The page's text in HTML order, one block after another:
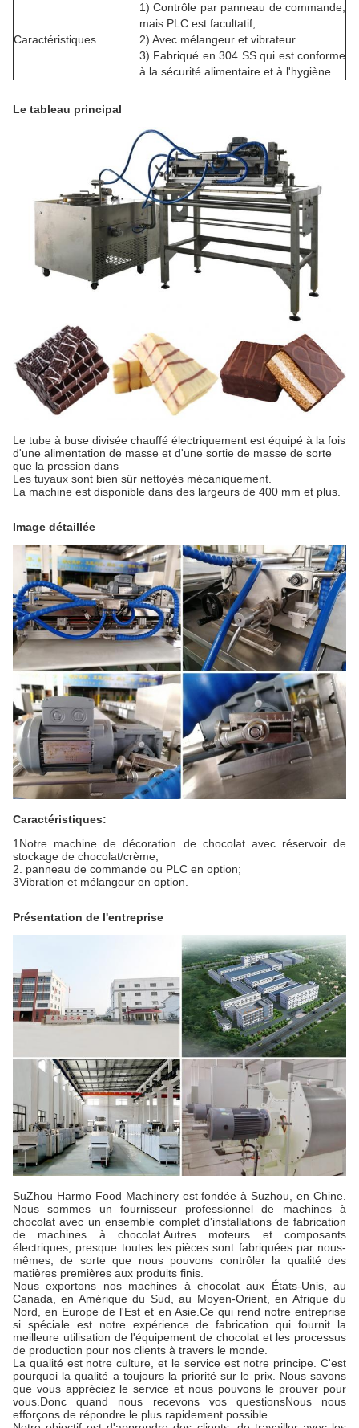
Caractéristiques
1) Contrôle par panneau de commande,
mais PLC est facultatif;
2) Avec mélangeur et vibrateur
3) Fabriqué en 304 SS qui est conforme
à la sécurité alimentaire et à l'hygiène.
Le tableau principal
Le tube à buse divisée chauffé électriquement est équipé à la fois
d'une alimentation de masse et d'une sortie de masse de sorte
que la pression dans
Les tuyaux sont bien sûr nettoyés mécaniquement.
La machine est disponible dans des largeurs de 400 mm et plus.
Image détaillée
Caractéristiques:
1Notre machine de décoration de chocolat avec réservoir de
stockage de chocolat/crème;
2. panneau de commande ou PLC en option;
3Vibration et mélangeur en option.
Présentation de l'entreprise
SuZhou Harmo Food Machinery est fondée à Suzhou, en Chine.
Nous sommes un fournisseur professionnel de machines à
chocolat avec un ensemble complet d'installations de fabrication
de machines à chocolat.Autres moteurs et composants
électriques, presque toutes les pièces sont fabriquées par nous-
mêmes, de sorte que nous pouvons contrôler la qualité des
matières premières aux produits finis.
Nous exportons nos machines à chocolat aux États-Unis, au
Canada, en Amérique du Sud, au Moyen-Orient, en Afrique du
Nord, en Europe de l'Est et en Asie.Ce qui rend notre entreprise
si spéciale est notre expérience de fabrication qui fournit la
meilleure utilisation de l'équipement de chocolat et les processus
de production pour nos clients à travers le monde.
La qualité est notre culture, et le service est notre principe. C'est
pourquoi la qualité a toujours la priorité sur le prix. Nous savons
que vous appréciez le service et nous pouvons le prouver pour
vous.Donc quand nous recevons vos questionsNous nous
efforçons de répondre le plus rapidement possible.